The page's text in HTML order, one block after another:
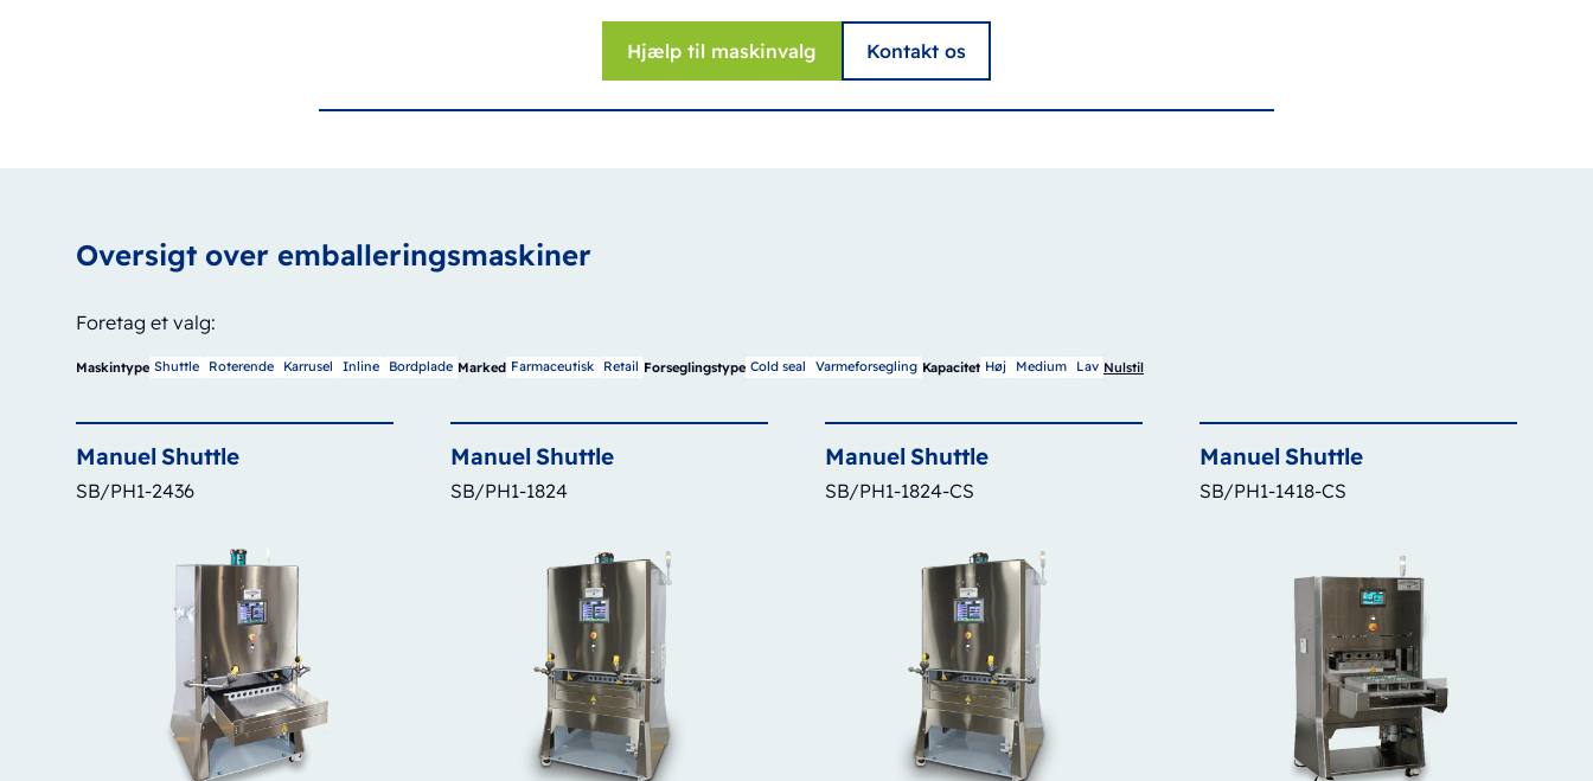
Hjælp til maskinvalg Kontakt os
Oversigt over emballeringsmaskiner
Foretag et valg:
Maskintype Shuttle Roterende Karrusel Inline Bordplade Marked Farmaceutisk Retail Forseglingstype Cold seal Varmeforsegling Kapacitet Høj Medium Lav Nulstil
Manuel Shuttle
SB/PH1-2436
Manuel Shuttle
SB/PH1-1824
Manuel Shuttle
SB/PH1-1824-CS
Manuel Shuttle
SB/PH1-1418-CS